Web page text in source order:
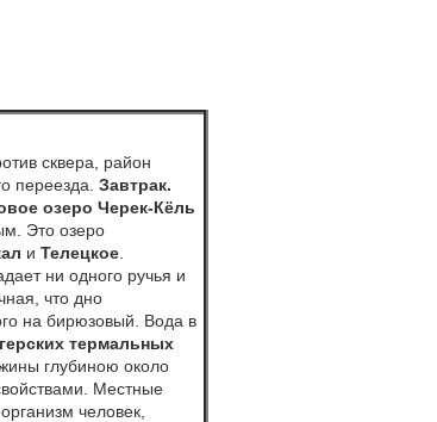
сквера, район
переезда. Завтрак.
озеро Черек-Кёль
Это озеро
и Телецкое
ни одного ручья и
что дно
на бирюзовый. Вода в
термальных
глубиною около
Местные
человек,